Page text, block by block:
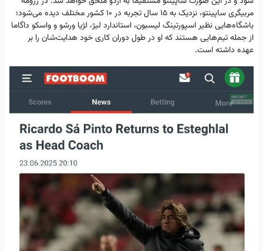
مربیگری ساپینتو، نزدیک به ۱۵ سال تجربه در ۱۰ کشور مختلف دیده می‌شود؛
باشگاه‌هایی نظیر اسپورتینگ لیسبون، استاندارد لیژ، لژیا ورشو و واسکو داگاما
از جمله تیم‌هایی هستند که او در طول دوران کاری خود هدایت‌شان را بر
عهده داشته است.